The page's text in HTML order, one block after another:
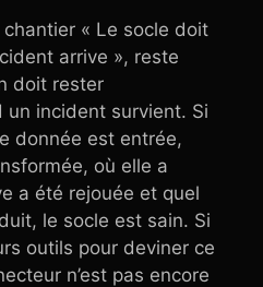
« Le socle doit
arrive », reste
doit rester
un incident survient. Si
donnée est entrée,
où elle a
a été rejouée et quel
le socle est sain. Si
outils pour deviner ce
n’est pas encore